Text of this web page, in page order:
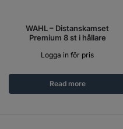
WAHL – Distanskamset
Premium 8 st i hållare
Logga in för pris
Read more